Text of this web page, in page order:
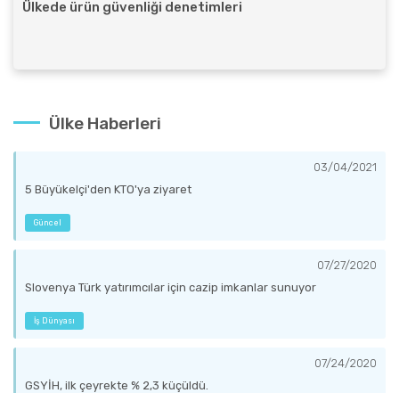
Ülkede ürün güvenliği denetimleri
Ülke Haberleri
03/04/2021
5 Büyükelçi'den KTO'ya ziyaret
Güncel
07/27/2020
Slovenya Türk yatırımcılar için cazip imkanlar sunuyor
İş Dünyası
07/24/2020
GSYİH, ilk çeyrekte % 2,3 küçüldü.